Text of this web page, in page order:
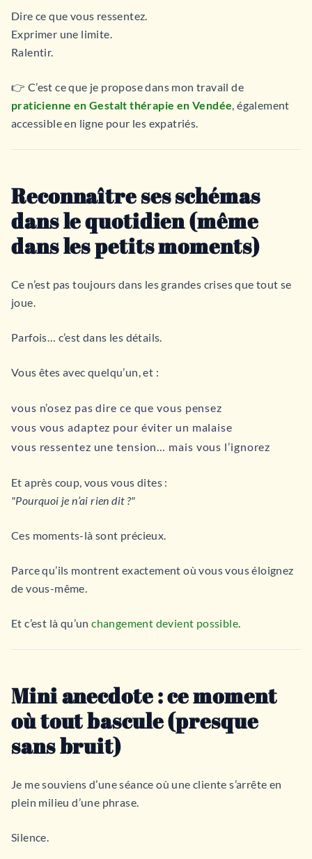
Dire ce que vous ressentez.
Exprimer une limite.
Ralentir.
👉 C’est ce que je propose dans mon travail de
praticienne en Gestalt thérapie en Vendée, également
accessible en ligne pour les expatriés.
Reconnaître ses schémas
dans le quotidien (même
dans les petits moments)
Ce n’est pas toujours dans les grandes crises que tout se
joue.
Parfois… c’est dans les détails.
Vous êtes avec quelqu’un, et :
vous n’osez pas dire ce que vous pensez
vous vous adaptez pour éviter un malaise
vous ressentez une tension… mais vous l’ignorez
Et après coup, vous vous dites :
"Pourquoi je n’ai rien dit ?"
Ces moments-là sont précieux.
Parce qu’ils montrent exactement où vous vous éloignez
de vous-même.
Et c’est là qu’unchangement devient possible.
Mini anecdote : ce moment
où tout bascule (presque
sans bruit)
Je me souviens d’une séance où une cliente s’arrête en
plein milieu d’une phrase.
Silence.